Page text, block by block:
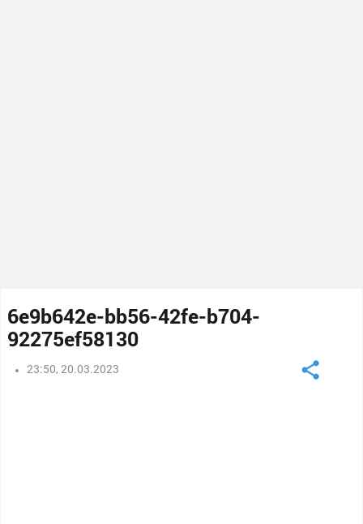
6e9b642e-bb56-42fe-b704-
92275ef58130
23:50, 20.03.2023